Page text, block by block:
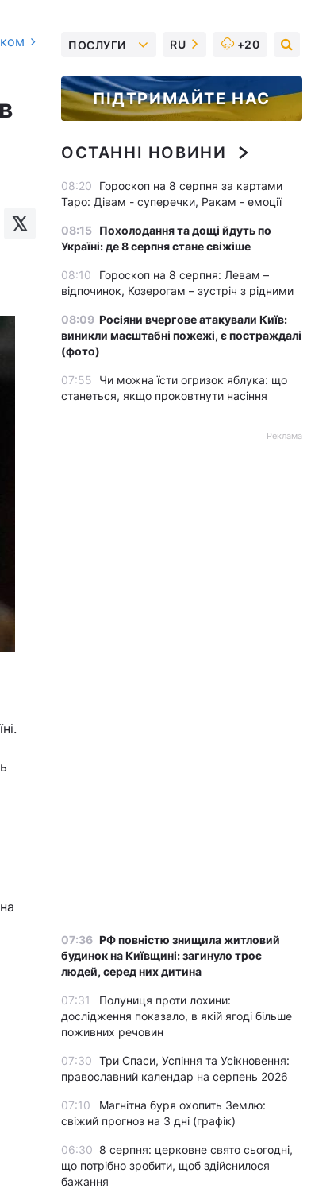
ПОСЛУГИ RU +20
ПІДТРИМАЙТЕ НАС
ОСТАННІ НОВИНИ
08:20
Гороскоп на 8 серпня за картами
Таро: Дівам - суперечки, Ракам - емоції
08:15 Похолодання та дощі йдуть по
Україні: де 8 серпня стане свіжіше
08:10
Гороскоп на 8 серпня: Левам –
відпочинок, Козерогам – зустріч з рідними
08:09 Росіяни вчергове атакували Київ:
виникли масштабні пожежі, є постраждалі
(фото)
07:55
Чи можна їсти огризок яблука: що
станеться, якщо проковтнути насіння
Реклама
07:36 РФ повністю знищила житловий
будинок на Київщині: загинуло троє
людей, серед них дитина
07:31
Полуниця проти лохини:
дослідження показало, в якій ягоді більше
поживних речовин
07:30 Три Спаси, Успіння та Усікновення:
православний календар на серпень 2026
07:10
Магнітна буря охопить Землю:
свіжий прогноз на 3 дні (графік)
06:30 8 серпня: церковне свято сьогодні,
що потрібно зробити, щоб здійснилося
бажання